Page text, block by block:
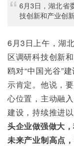
6月3日，湖北省
技创新和产业创
6月3日上午，湖
区调研科技创新
鸥对“中国光谷”
示肯定。他说，
心位置，主动融
建设，持续推进
头企业做强做大
未来产业制高点